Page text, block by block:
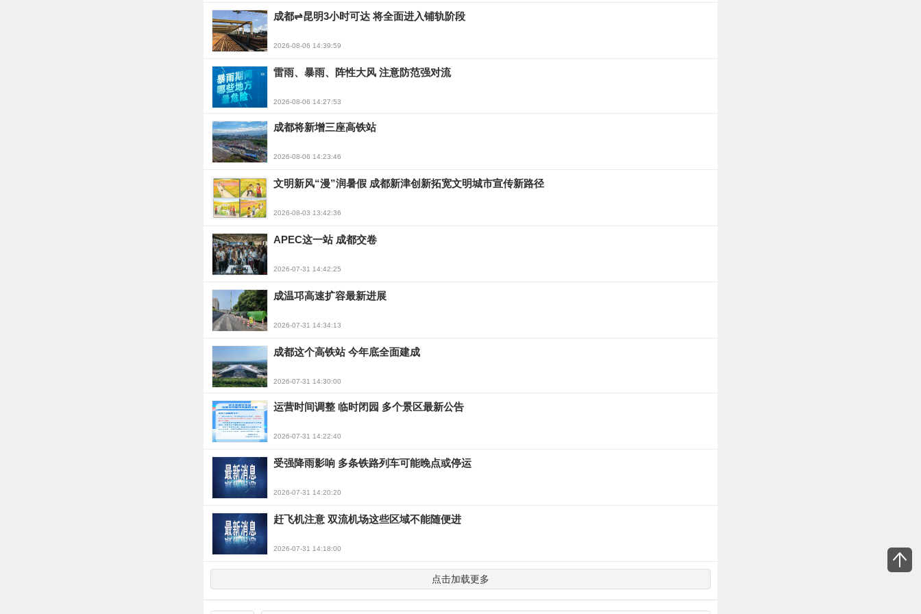
成都⇌昆明3小时可达 将全面进入铺轨阶段
2026-08-06 14:39:59
雷雨、暴雨、阵性大风 注意防范强对流
2026-08-06 14:27:53
成都将新增三座高铁站
2026-08-06 14:23:46
文明新风“漫”润暑假 成都新津创新拓宽文明城市宣传新路径
2026-08-03 13:42:36
APEC这一站 成都交卷
2026-07-31 14:42:25
成温邛高速扩容最新进展
2026-07-31 14:34:13
成都这个高铁站 今年底全面建成
2026-07-31 14:30:00
运营时间调整 临时闭园 多个景区最新公告
2026-07-31 14:22:40
受强降雨影响 多条铁路列车可能晚点或停运
2026-07-31 14:20:20
赶飞机注意 双流机场这些区域不能随便进
2026-07-31 14:18:00
点击加载更多